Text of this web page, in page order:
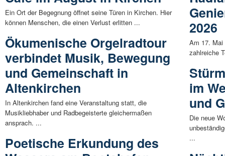
Ein Ort der Begegnung öffnet seine Türen in Kirchen. Hier
können Menschen, die einen Verlust erlitten ...
Ökumenische Orgelradtour
verbindet Musik, Bewegung
und Gemeinschaft in
Altenkirchen
In Altenkirchen fand eine Veranstaltung statt, die
Musikliebhaber und Radbegeisterte gleichermaßen
ansprach. ...
Poetische Erkundung des
2026
Am 17. Mai
zahlreiche
im
und
Die neue
...